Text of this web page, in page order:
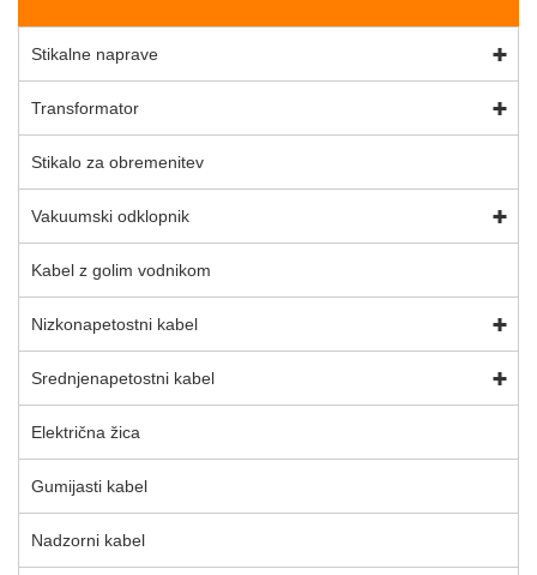
Stikalne naprave
Transformator
Stikalo za obremenitev
Vakuumski odklopnik
Kabel z golim vodnikom
Nizkonapetostni kabel
Srednjenapetostni kabel
Električna žica
Gumijasti kabel
Nadzorni kabel